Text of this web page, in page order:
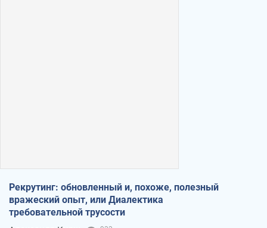
Рекрутинг: обновленный и, похоже, полезный
вражеский опыт, или Диалектика
требовательной трусости